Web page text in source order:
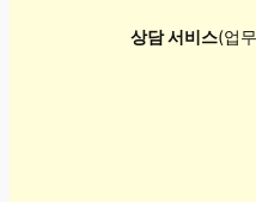
상담 서비스(업